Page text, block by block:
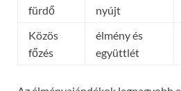
fürdő
nyújt
Közös
főzés
élmény és
együttlét